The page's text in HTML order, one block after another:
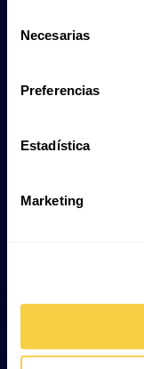
Necesarias
Preferencias
Estadística
Marketing
Der
Männchen
Rufen an.
legen bis zu
Das